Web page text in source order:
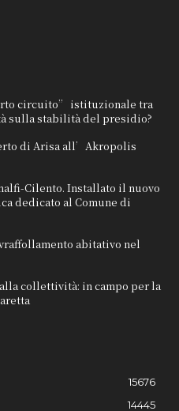
circuito” istituzionale tra
sulla stabilità del presidio?
di Arisa all’Akropolis
Cilento. Installato il nuovo
dedicato al Comune di
abitativo nel
collettività: in campo per la
15676
14445